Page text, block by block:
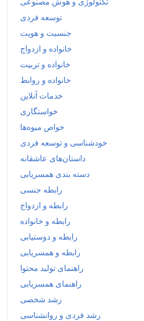
توسعه فردی
جنسیت و هویت
خانواده و ازدواج
خانواده و تربیت
خانواده و روابط
خدمات آنلاین
خواستگاری
خواص میوه‌ها
خودشناسی و توسعه فردی
داستان‌های عاشقانه
دسته بندی همسریابی
رابطه جنسی
رابطه و ازدواج
رابطه و خانواده
رابطه و دوستیابی
رابطه و همسریابی
راهنمای تولید محتوا
راهنمای همسریابی
رشد شخصی
رشد فردی و روانشناسی